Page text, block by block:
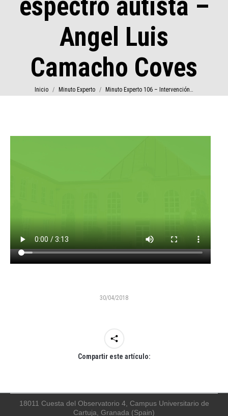
espectro autista –
Angel Luis
Camacho Coves
Estás aquí:
Inicio Minuto Experto Minuto Experto 106 – Intervención…
30/04/2018
Compartir este artículo:
18011 Cuesta del Observatorio 4, Campus Universitario de
Cartuja, Granada (Spain)